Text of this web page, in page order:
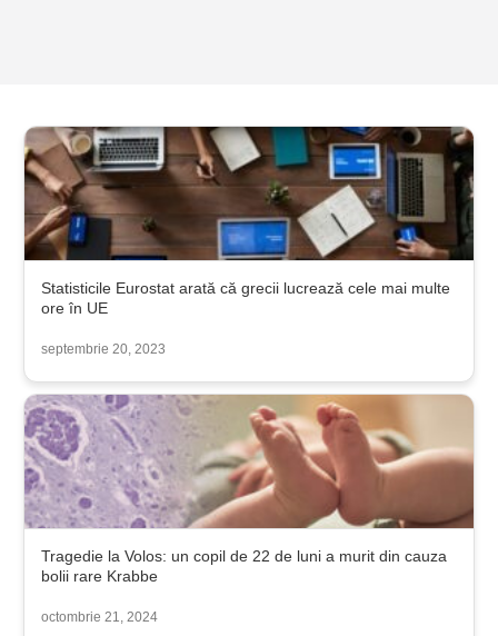
Statisticile Eurostat arată că grecii lucrează cele mai multe
ore în UE
septembrie 20, 2023
Tragedie la Volos: un copil de 22 de luni a murit din cauza
bolii rare Krabbe
octombrie 21, 2024